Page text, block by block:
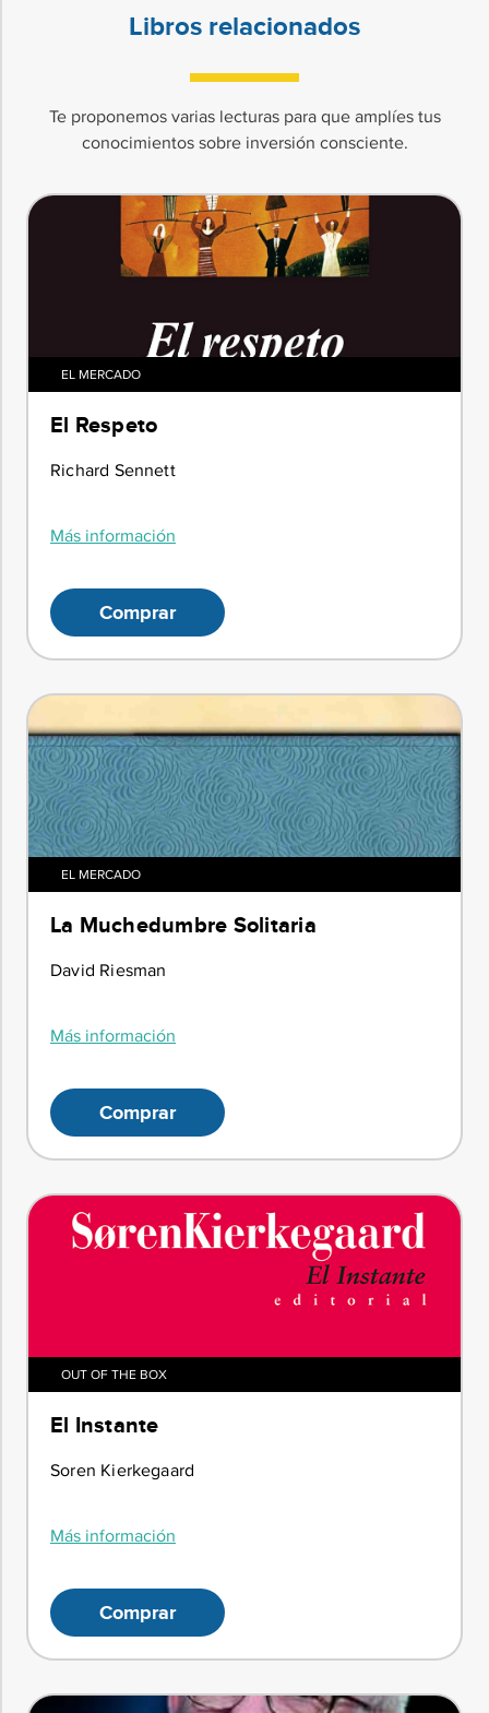
Libros relacionados
Te proponemos varias lecturas para que amplíes tus
conocimientos sobre inversión consciente.
EL MERCADO
El Respeto
Richard Sennett
Más información
Comprar
EL MERCADO
La Muchedumbre Solitaria
David Riesman
Más información
Comprar
OUT OF THE BOX
El Instante
Soren Kierkegaard
Más información
Comprar